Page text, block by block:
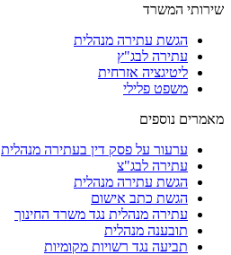
שירותי המשרד
הגשת עתירה מנהלית
עתירה לבג"ץ
ליטיגציה אזרחית
משפט פלילי
מאמרים נוספים
ערעור על פסק דין בעתירה מנהלית
עתירה לבג"צ
הגשת עתירה מנהלית
הגשת כתב אישום
עתירה מנהלית נגד משרד החינוך
תובענה מנהלית
תביעה נגד רשויות מקומיות